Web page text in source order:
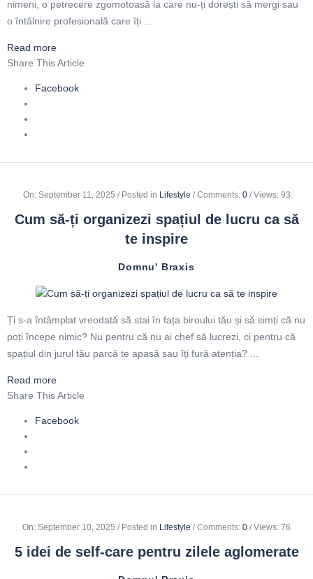
nimeni, o petrecere zgomotoasă la care nu-ți dorești să mergi sau
o întâlnire profesională care îți ...
Read more
Share This Article
Facebook
On: September 11, 2025 Posted in Lifestyle Comments: 0 Views: 93
Cum să-ți organizezi spațiul de lucru ca să
te inspire
Domnu' Braxis
Ți s-a întâmplat vreodată să stai în fața biroului tău și să simți că nu
poți începe nimic? Nu pentru că nu ai chef să lucrezi, ci pentru că
spațiul din jurul tău parcă te apasă sau îți fură atenția? ...
Read more
Share This Article
Facebook
On: September 10, 2025 Posted in Lifestyle Comments: 0 Views: 76
5 idei de self-care pentru zilele aglomerate